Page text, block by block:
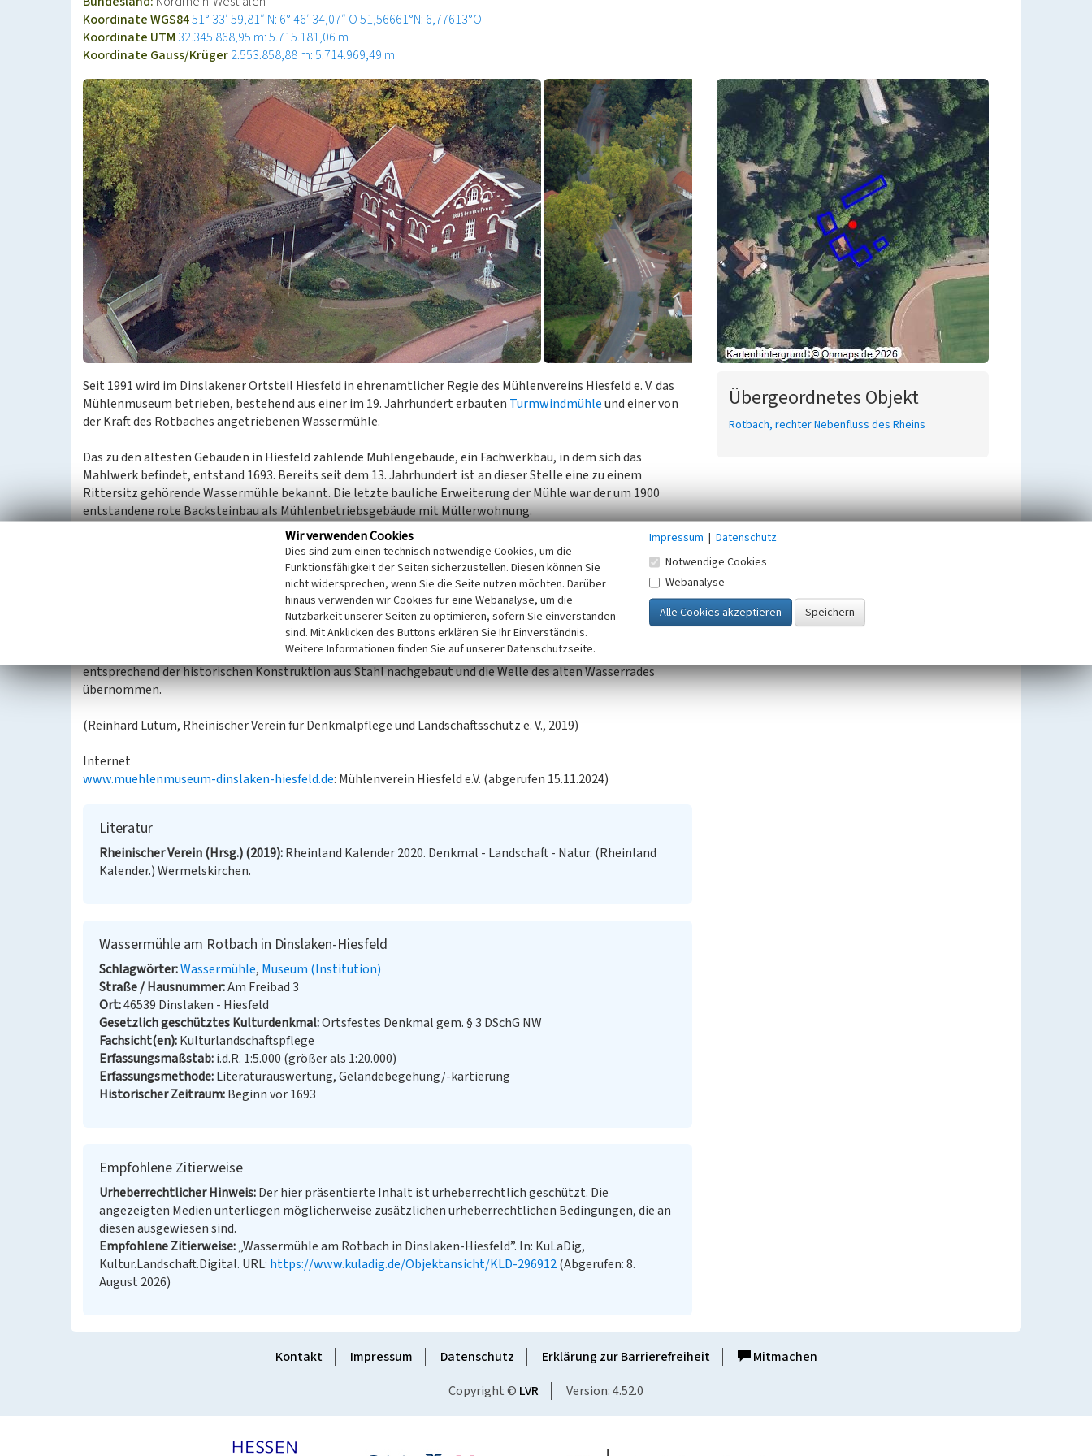
Koordinate WGS8451° 33′ 59,81″ N: 6° 46′ 34,07″ O51,56661°N: 6,77613°O
Koordinate UTM 32.345.868,95 m: 5.715.181,06 m
Koordinate Gauss/Krüger2.553.858,88 m: 5.714.969,49 m
Seit 1991 wird im Dinslakener Ortsteil Hiesfeld in ehrenamtlicher Regie des Mühlenvereins Hiesfeld e. V. das
Mühlenmuseum betrieben, bestehend aus einer im 19. Jahrhundert erbauten Turmwindmühleund einer von
der Kraft des Rotbaches angetriebenen Wassermühle.
Das zu den ältesten Gebäuden in Hiesfeld zählende Mühlengebäude, ein Fachwerkbau, in dem sich das
Mahlwerk befindet, entstand 1693. Bereits seit dem 13. Jahrhundert ist an dieser Stelle eine zu einem
Rittersitz gehörende Wassermühle bekannt. Die letzte bauliche Erweiterung der Mühle war der um 1900
entstandene rote Backsteinbau als Mühlenbetriebsgebäude mit Müllerwohnung.
Die Nutzung der Wasserkraft des Rotbaches wurde durch die Folgen des Bergbaus so stark beeinträchtigt,
dass 1924 der Mühlenbetrieb eingestellt werden musste. Da war das Mühlengelände bereits im Eigentum der
August Thyssen Hütte Gewerkschaft. Leerstand und Fremdnutzungen, zeitweise Jugendherberge, führten zu
sukzessivem Verfall der Gebäude und der Mahltechnik.
Um 1980 engagierte sich der Hiesfelder Mühlenverein für die Sicherung der Substanz und die
Wiederherstellung der Anlage, die seit 1984 als technisches Denkmal in die Denkmalliste der Stadt Dinslaken
eingetragen ist. Das zwischen den Gebäuden positionierte mittelschlächtige Wasserrad wurde 2007
entsprechend der historischen Konstruktion aus Stahl nachgebaut und die Welle des alten Wasserrades
übernommen.
(Reinhard Lutum, Rheinischer Verein für Denkmalpflege und Landschaftsschutz e. V., 2019)
Internet
www.muehlenmuseum-dinslaken-hiesfeld.de: Mühlenverein Hiesfeld e.V. (abgerufen 15.11.2024)
Literatur
Rheinischer Verein (Hrsg.) (2019) Rheinland Kalender 2020. Denkmal - Landschaft - Natur. (Rheinland
Kalender.) Wermelskirchen.
Wassermühle am Rotbach in Dinslaken-Hiesfeld
Schlagwörter Wassermühle Museum (Institution)
Straße / Hausnummer Am Freibad 3
Ort 46539 Dinslaken - Hiesfeld
Gesetzlich geschütztes Kulturdenkmal Ortsfestes Denkmal gem. § 3 DSchG NW
Fachsicht(en) Kulturlandschaftspflege
Erfassungsmaßstab i.d.R. 1:5.000 (größer als 1:20.000)
Erfassungsmethode Literaturauswertung, Geländebegehung/-kartierung
Historischer Zeitraum Beginn vor 1693
Empfohlene Zitierweise
Urheberrechtlicher Hinweis Der hier präsentierte Inhalt ist urheberrechtlich geschützt. Die
angezeigten Medien unterliegen möglicherweise zusätzlichen urheberrechtlichen Bedingungen, die an
diesen ausgewiesen sind.
Empfohlene Zitierweise „Wassermühle am Rotbach in Dinslaken-Hiesfeld”. In: KuLaDig,
Kultur.Landschaft.Digital. URL: https://www.kuladig.de/Objektansicht/KLD-296912(Abgerufen: 8.
August 2026)
Übergeordnetes Objekt
Rotbach, rechter Nebenfluss des Rheins
Kontakt Impressum Datenschutz Erklärung zur Barrierefreiheit
Mitmachen
Copyright © LVR Version: 4.52.0
Wir verwenden Cookies
Dies sind zum einen technisch notwendige Cookies, um die
Funktionsfähigkeit der Seiten sicherzustellen. Diesen können Sie
nicht widersprechen, wenn Sie die Seite nutzen möchten. Darüber
hinaus verwenden wir Cookies für eine Webanalyse, um die
Nutzbarkeit unserer Seiten zu optimieren, sofern Sie einverstanden
sind. Mit Anklicken des Buttons erklären Sie Ihr Einverständnis.
Weitere Informationen finden Sie auf unserer Datenschutzseite.
Impressum | Datenschutz
Notwendige Cookies
Webanalyse